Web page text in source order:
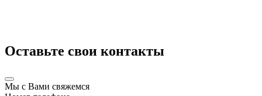
Оставьте свои контакты
Мы с Вами свяжемся